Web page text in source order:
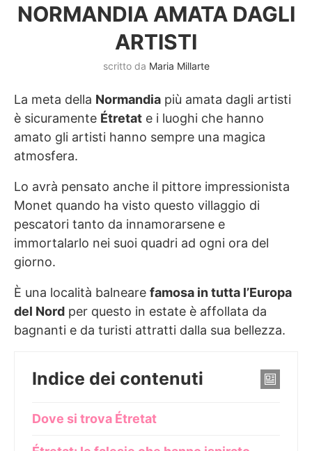
NORMANDIA AMATA DAGLI
ARTISTI
scritto da Maria Millarte
La meta della Normandia più amata dagli artisti
è sicuramente Étretat e i luoghi che hanno
amato gli artisti hanno sempre una magica
atmosfera.
Lo avrà pensato anche il pittore impressionista
Monet quando ha visto questo villaggio di
pescatori tanto da innamorarsene e
immortalarlo nei suoi quadri ad ogni ora del
giorno.
È una località balneare famosa in tutta l’Europa
del Nord per questo in estate è affollata da
bagnanti e da turisti attratti dalla sua bellezza.
Indice dei contenuti
Dove si trova Étretat